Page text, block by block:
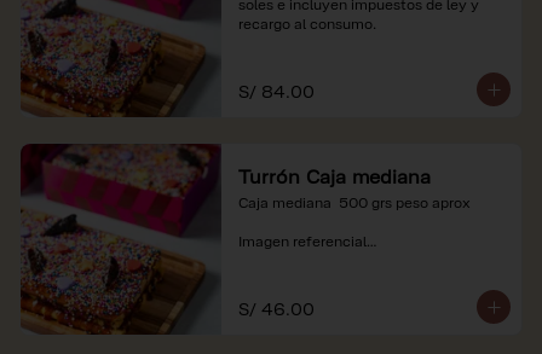
recargo al consumo.
S/ 84.00
Turrón Caja mediana
Caja mediana  500 grs peso aprox
Imagen referencial
soles e incluyen impuestos de ley y
recargo al consumo.
S/ 46.00